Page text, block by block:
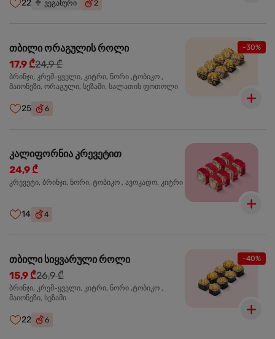
22 🥦 ვეგანური 2
-30%
თბილი ორაგულის როლი
17,9 ₾24,9 ₾
ბრინჯი, კრემ-ყველი, კიტრი, ნორი ,ტობიკო ,
მაიონეზი, ორაგული, სეზამი, სალათის ფოთოლი
25 6
კალიფორნია კრევეტით
24,9 ₾
კრევეტი, ბრინჯი, ნორი, ტობიკო , ავოკადო, კიტრი
14 4
-40%
თბილი სიყვარული როლი
15,9 ₾26,9 ₾
ბრინჯი, კრემ-ყველი, კიტრი, ნორი ,ტობიკო ,
მაიონეზი, სეზამი
22 6